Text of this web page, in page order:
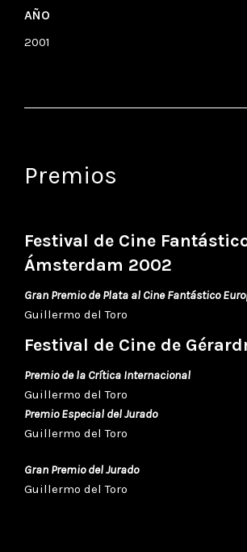
AÑO
2001
Premios
Festival de Cine
Ámsterdam 2002
Gran Premio de Plata al Cine Fantástico
Guillermo del Toro
Festival de Cine de
Premio de la Crítica Internacional
Guillermo del Toro
Premio Especial del Jurado
Guillermo del Toro
Gran Premio del Jurado
Guillermo del Toro